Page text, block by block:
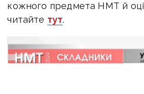
кожного предмета НМТ й
читайте тут.